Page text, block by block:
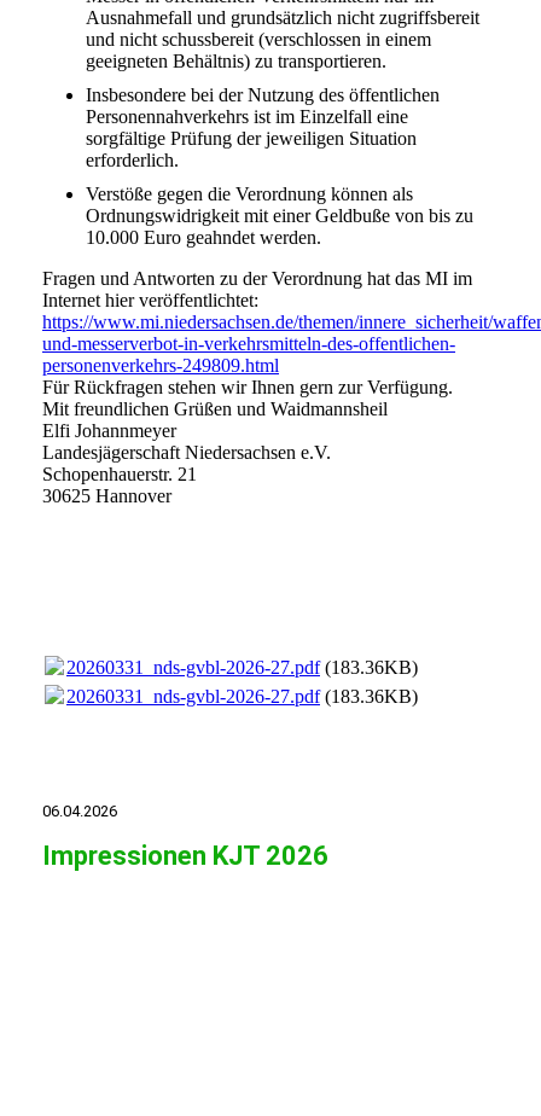
Ausnahmefall und grundsätzlich nicht zugriffsbereit
und nicht schussbereit (verschlossen in einem
geeigneten Behältnis) zu transportieren.
Insbesondere bei der Nutzung des öffentlichen
Personennahverkehrs ist im Einzelfall eine
sorgfältige Prüfung der jeweiligen Situation
erforderlich.
Verstöße gegen die Verordnung können als
Ordnungswidrigkeit mit einer Geldbuße von bis zu
10.000 Euro geahndet werden.
Fragen und Antworten zu der Verordnung hat das MI im
Internet hier veröffentlichtet:
https://www.mi.niedersachsen.de/themen/innere_sicherheit/
und-messerverbot-in-verkehrsmitteln-des-offentlichen-
personenverkehrs-249809.html
Für Rückfragen stehen wir Ihnen gern zur Verfügung.
Mit freundlichen Grüßen und Waidmannsheil
Elfi Johannmeyer
Landesjägerschaft Niedersachsen e.V.
Schopenhauerstr. 21
30625 Hannover
20260331_nds-gvbl-2026-27.pdf(183.36KB)
20260331_nds-gvbl-2026-27.pdf(183.36KB)
06.04.2026
Impressionen KJT 2026